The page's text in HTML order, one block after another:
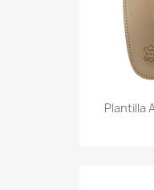
Plantilla